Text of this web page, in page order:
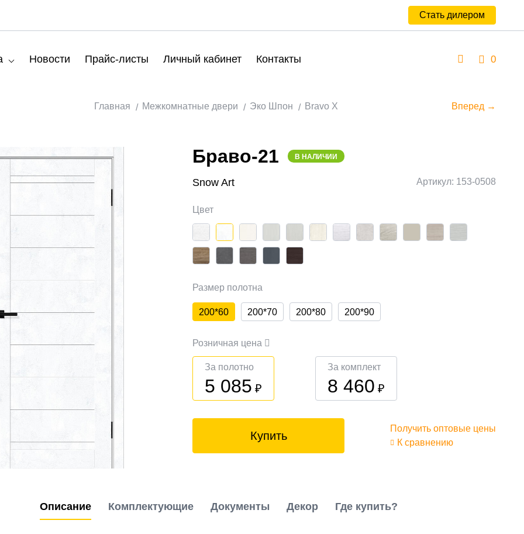
Стать дилером
Новости Прайс-листы Личный кабинет Контакты 0
Главная Межкомнатные двери Эко Шпон Bravo X Вперед →
Браво-21 В НАЛИЧИИ
Snow Art Артикул: 153-0508
Цвет
Размер полотна
200*60 200*70 200*80 200*90
Розничная цена
За полотно
5 085 ₽
За комплект
8 460 ₽
Купить
Получить оптовые цены
К сравнению
Описание Комплектующие Документы Декор Где купить?